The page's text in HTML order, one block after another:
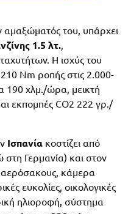
αμαξώματός του, υπάρχει
1.5 λτ.,
Η ισχύς του
210 Nm ροπής στις 2.000-
190 χλμ./ώρα, μεικτή
εκπομπές CO2 222 γρ./
Ισπανία κοστίζει από
Γερμανία) και στον
αερόσακους, κάμερα
ευκολίες, οικολογικές
ηλιοροφή, σύστημα